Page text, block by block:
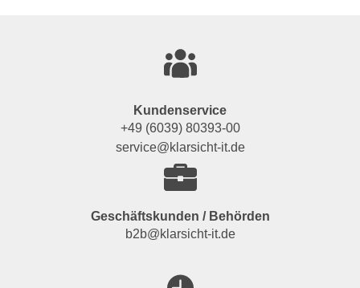
Kundenservice
+49 (6039) 80393-00
service@klarsicht-it.de
Geschäftskunden / Behörden
b2b@klarsicht-it.de